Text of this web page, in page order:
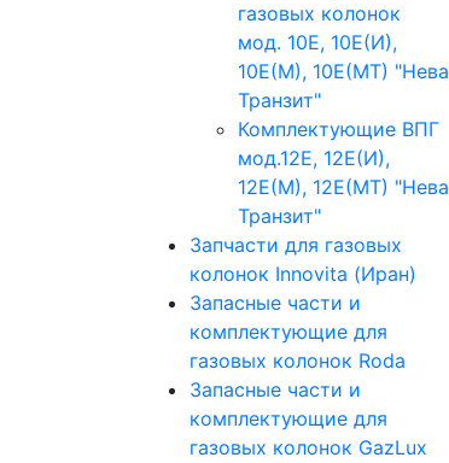
газовых колонок
мод. 10Е, 10Е(И),
10Е(М), 10Е(МТ) "Нева
Транзит"
Комплектующие ВПГ
мод.12Е, 12Е(И),
12Е(М), 12Е(МТ) "Нева
Транзит"
Запчасти для газовых
колонок Innovita (Иран)
Запасные части и
комплектующие для
газовых колонок Roda
Запасные части и
комплектующие для
газовых колонок GazLux